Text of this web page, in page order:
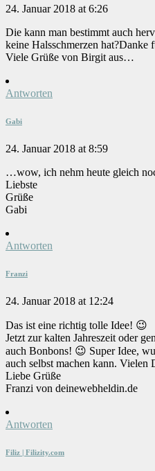
24. Januar 2018 at 6:26
Die kann man bestimmt auch
keine Halsschmerzen hat?Danke
Viele Grüße von Birgit aus…
Antworten
Gabi
24. Januar 2018 at 8:59
…wow, ich nehm heute gleich
Liebste
Grüße
Gabi
Antworten
Franzi
24. Januar 2018 at 12:24
Das ist eine richtig tolle Idee! 😉
Jetzt zur kalten Jahreszeit oder
auch Bonbons! 😉 Super Idee,
auch selbst machen kann. Vielen
Liebe Grüße
Franzi von deinewebheldin.de
Antworten
Filiz | Filizity.com